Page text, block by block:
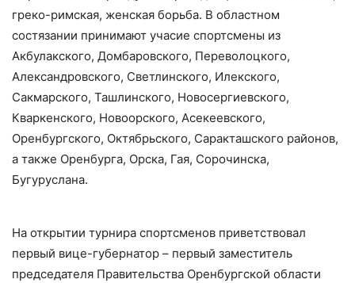
греко-римская, женская борьба. В областном
состязании принимают учасие спортсмены из
Акбулакского, Домбаровского, Переволоцкого,
Александровского, Светлинского, Илекского,
Сакмарского, Ташлинского, Новосергиевского,
Кваркенского, Новоорского, Асекеевского,
Оренбургского, Октябрьского, Саракташского районов,
а также Оренбурга, Орска, Гая, Сорочинска,
Бугуруслана.
На открытии турнира спортсменов приветствовал
первый вице-губернатор – первый заместитель
председателя Правительства Оренбургской области